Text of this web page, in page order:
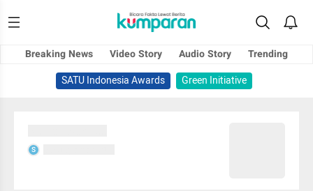
Breaking News Video Story Audio Story
Trending
SATU Indonesia Awards
Green Initiative
S